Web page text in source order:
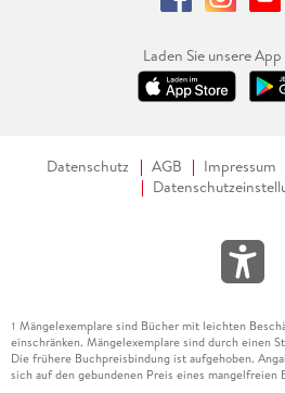
Laden Sie unsere
Datenschutz AGB Impressum
1 Mängelexemplare sind Bücher mit leichten
einschränken. Mängelexemplare sind durch einen
Die frühere Buchpreisbindung ist aufgehoben.
sich auf den gebundenen Preis eines mangelfreien